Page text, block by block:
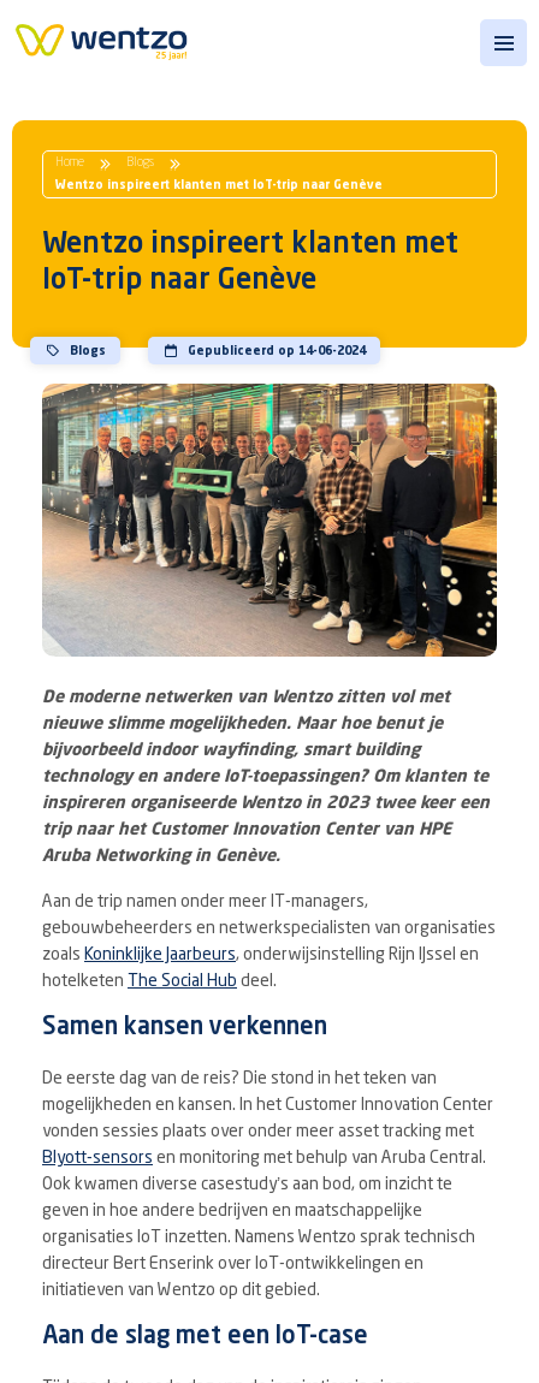
Home
Blogs
Wentzo inspireert klanten met IoT-trip naar Genève
Wentzo inspireert klanten met
IoT-trip naar Genève
Blogs Gepubliceerd op 14-06-2024
De moderne netwerken van Wentzo zitten vol met
nieuwe slimme mogelijkheden. Maar hoe benut je
bijvoorbeeld indoor wayfinding, smart building
technology en andere IoT-toepassingen? Om klanten te
inspireren organiseerde Wentzo in 2023 twee keer een
trip naar het Customer Innovation Center van HPE
Aruba Networking in Genève.
Aan de trip namen onder meer IT-managers,
gebouwbeheerders en netwerkspecialisten van organisaties
zoals Koninklijke Jaarbeurs, onderwijsinstelling Rijn IJssel en
hotelketen The Social Hub deel.
Samen kansen verkennen
De eerste dag van de reis? Die stond in het teken van
mogelijkheden en kansen. In het Customer Innovation Center
vonden sessies plaats over onder meer asset tracking met
Blyott-sensors en monitoring met behulp van Aruba Central.
Ook kwamen diverse casestudy’s aan bod, om inzicht te
geven in hoe andere bedrijven en maatschappelijke
organisaties IoT inzetten. Namens Wentzo sprak technisch
directeur Bert Enserink over IoT-ontwikkelingen en
initiatieven van Wentzo op dit gebied.
Aan de slag met een IoT-case